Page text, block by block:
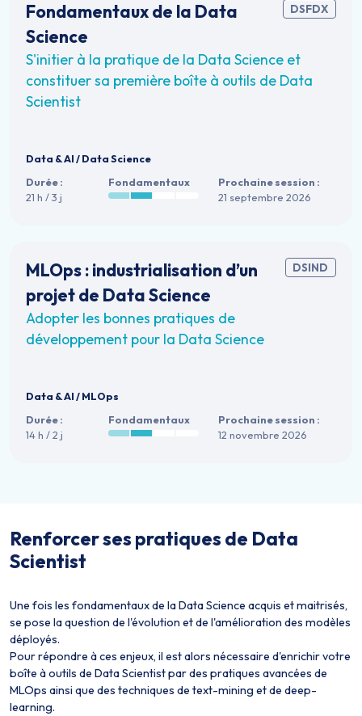
DSFDX
Fondamentaux de la Data
Science
S'initier à la pratique de la Data Science et
constituer sa première boîte à outils de Data
Scientist
Data & AI/Data Science
Durée :
21 h / 3 j
Fondamentaux
Prochaine session :
21 septembre 2026
DSIND
MLOps : industrialisation d’un
projet de Data Science
Adopter les bonnes pratiques de
développement pour la Data Science
Data & AI/MLOps
Durée :
14 h / 2 j
Fondamentaux
Prochaine session :
12 novembre 2026
Renforcer ses pratiques de Data
Scientist
Une fois les fondamentaux de la Data Science acquis et maitrisés,
se pose la question de l'évolution et de l'amélioration des modèles
déployés.
Pour répondre à ces enjeux, il est alors nécessaire d'enrichir votre
boîte à outils de Data Scientist par des pratiques avancées de
MLOps ainsi que des techniques de text-mining et de deep-
learning.